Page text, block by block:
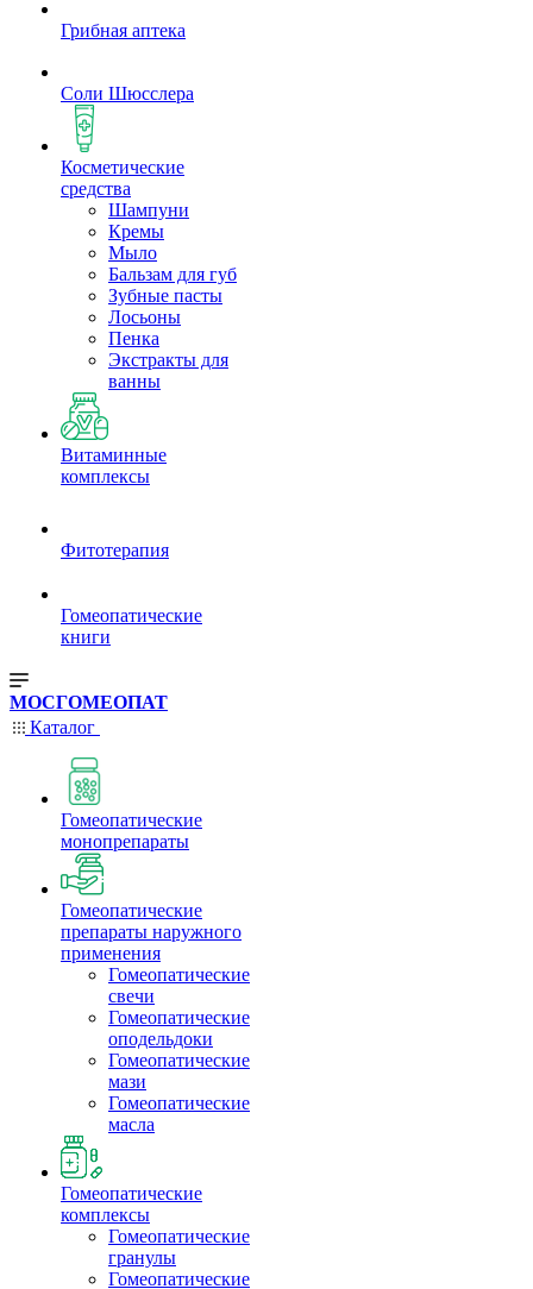
Грибная аптека
Соли Шюсслера
Косметические
средства
Шампуни
Кремы
Мыло
Бальзам для губ
Зубные пасты
Лосьоны
Пенка
Экстракты для
ванны
Витаминные
комплексы
Фитотерапия
Гомеопатические
книги
МОСГОМЕОПАТ
Каталог
Гомеопатические
монопрепараты
Гомеопатические
препараты наружного
применения
Гомеопатические
свечи
Гомеопатические
оподельдоки
Гомеопатические
мази
Гомеопатические
масла
Гомеопатические
комплексы
Гомеопатические
гранулы
Гомеопатические